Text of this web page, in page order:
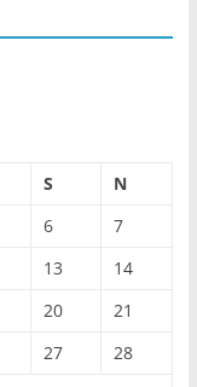
S
N
6
7
13
14
20
21
27
28